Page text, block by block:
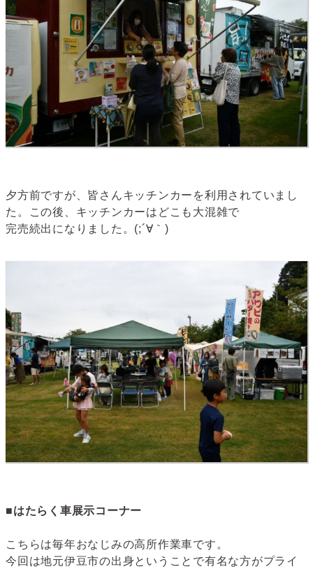
夕方前ですが、皆さんキッチンカーを利用されていまし
た。この後、キッチンカーはどこも大混雑で
完売続出になりました。(;´∀｀)
■はたらく車展示コーナー
こちらは毎年おなじみの高所作業車です。
今回は地元伊豆市の出身ということで有名な方がプライ